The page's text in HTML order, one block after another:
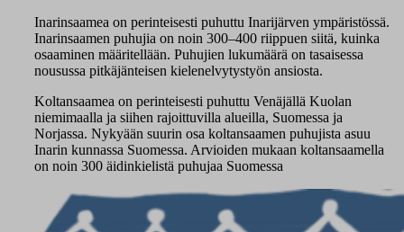
Inarinsaamea on perinteisesti puhuttu Inarijärven ympäristössä.
Inarinsaamen puhujia on noin 300–400 riippuen siitä, kuinka
osaaminen määritellään. Puhujien lukumäärä on tasaisessa
nousussa pitkäjänteisen kielenelvytystyön ansiosta.
Koltansaamea on perinteisesti puhuttu Venäjällä Kuolan
niemimaalla ja siihen rajoittuvilla alueilla, Suomessa ja
Norjassa. Nykyään suurin osa koltansaamen puhujista asuu
Inarin kunnassa Suomessa. Arvioiden mukaan koltansaamella
on noin 300 äidinkielistä puhujaa Suomessa